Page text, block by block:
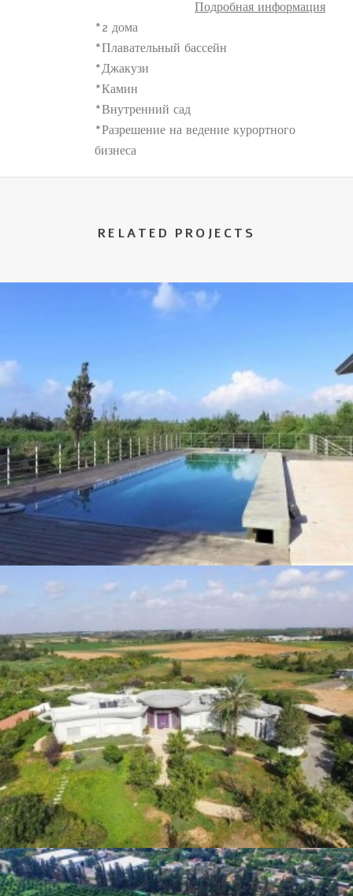
Подробная информация
*2 дома
*Плавательный бассейн
*Джакузи
*Камин
*Внутренний сад
*Разрешение на ведение курортного
бизнеса
RELATED PROJECTS